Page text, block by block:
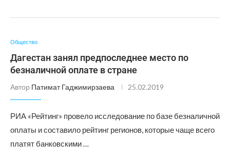
Общество
Дагестан занял предпоследнее место по
безналичной оплате в стране
Автор Патимат Гаджимирзаева 25.02.2019
РИА «Рейтинг» провело исследование по базе безналичной
оплаты и составило рейтинг регионов, которые чаще всего
платят банковскими …